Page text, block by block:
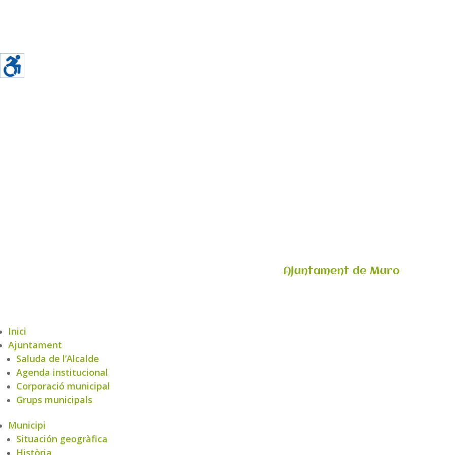
Ajuntament de Muro
Inici
Ajuntament
Saluda de l’Alcalde
Agenda institucional
Corporació municipal
Grups municipals
Municipi
Situación geogràfica
Història